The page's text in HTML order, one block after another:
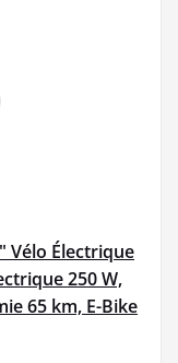
Vélo Électrique
250 W,
65 km, E-Bike